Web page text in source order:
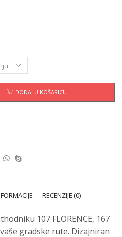
DODAJ U KOŠARICU
RECENZIJE (0)
107 FLORENCE, 167
gradske rute. Dizajniran